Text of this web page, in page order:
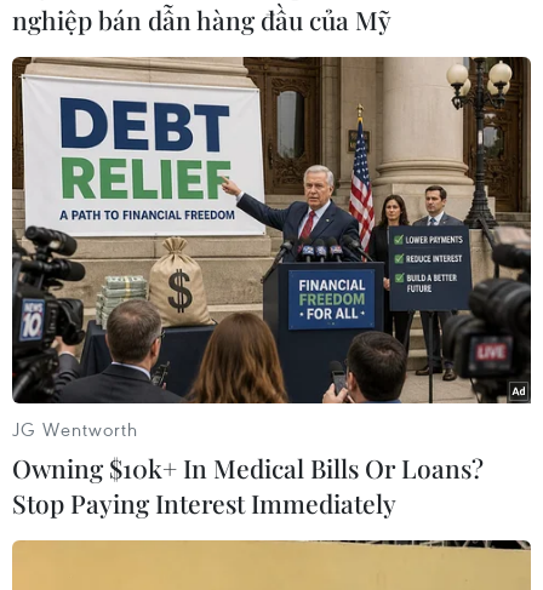
#Khách sạn
#Lực lượng an ninh
#Khủng bố #Ma túy
#Biên giới
Algeria
nghiệp bán dẫn hàng đầu của Mỹ
JG Wentworth
Owning $10k+ In Medical Bills Or Loans?
Stop Paying Interest Immediately